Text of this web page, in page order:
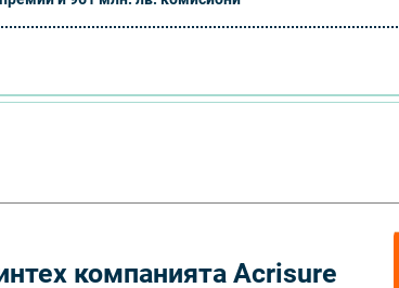
компанията Acrisure